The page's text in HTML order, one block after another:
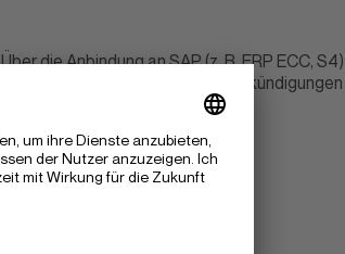
Über die Anbindung an SAP (z. B. ERP ECC,
Lieferpläne einsehen,